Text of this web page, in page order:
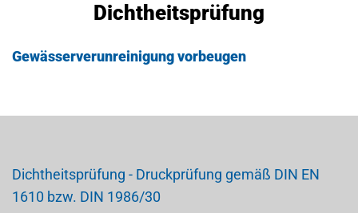
Dichtheitsprüfung
Gewässerverunreinigung vorbeugen
Dichtheitsprüfung - Druckprüfung gemäß DIN EN
1610 bzw. DIN 1986/30